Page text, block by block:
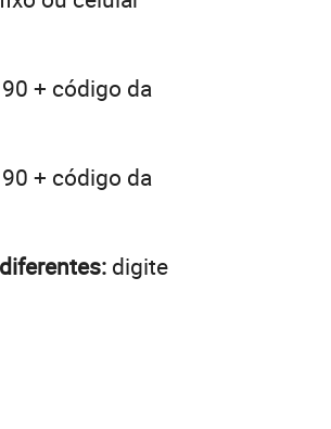
+ código da
+ código da
digite